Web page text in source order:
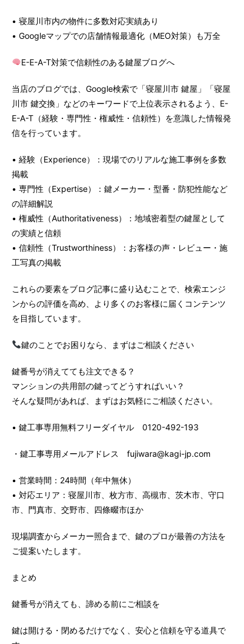
• 寝屋川市内の物件に多数対応実績あり
• Googleマップでの店舗情報最適化（MEO対策）も万全
E-E-A-T対策で信頼性のある鍵屋ブログへ
当店のブログでは、Google検索で「寝屋川市 鍵屋」「寝屋
川市 鍵交換」などのキーワードで上位表示されるよう、E-
E-A-T（経験・専門性・権威性・信頼性）を意識した情報発
信を行っています。
• 経験（Experience）：現場でのリアルな施工事例を多数
掲載
• 専門性（Expertise）：鍵メーカー・型番・防犯性能など
の詳細解説
• 権威性（Authoritativeness）：地域密着型の鍵屋として
の実績と信頼
• 信頼性（Trustworthiness）：お客様の声・レビュー・施
工写真の掲載
これらの要素をブログ記事に盛り込むことで、検索エンジ
ンからの評価を高め、より多くのお客様に届くコンテンツ
を目指しています。
鍵のことでお困りなら、まずはご相談ください
鍵番号が消えてても注文できる？
マンションの共用部の鍵ってどうすればいい？
そんな疑問があれば、まずはお気軽にご相談ください。
• 鍵工事専用無料フリーダイヤル 0120-492-193
・鍵工事専用メールアドレス fujiwara@kagi-jp.com
• 営業時間：24時間（年中無休）
• 対応エリア：寝屋川市、枚方市、高槻市、茨木市、守口
市、門真市、交野市、四條畷市ほか
現場調査からメーカー照合まで、鍵のプロが最善の方法を
ご提案いたします。
まとめ
鍵番号が消えても、諦める前にご相談を
鍵は開ける・閉めるだけでなく、安心と信頼を守る道具で